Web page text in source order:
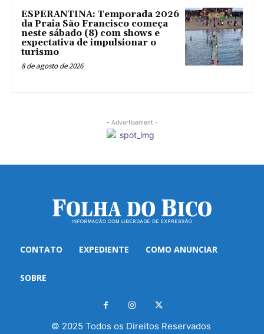
ESPERANTINA: Temporada 2026
da Praia São Francisco começa
neste sábado (8) com shows e
expectativa de impulsionar o
turismo
8 de agosto de 2026
- Advertisement -
CONTATO EXPEDIENTE COMO ANUNCIAR
SOBRE
© 2025 Todos os Direitos Reservados